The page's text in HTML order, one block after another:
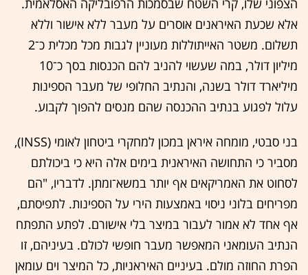
הצפוני שלו, קרי השטח שבסמכות הרפובליקה האסלאמית.
אלא שכעת האיראנים אוסרים על מעבר ללא אישור וללא
תשלום. משטר האייתוללות מעוניין לגבות מכל מכלית כ־2
מיליון דולר, במה שעשוי להניב להם הכנסות בסך כ־10
מיליארד דולר בשנה, והנתיב החלופי של מעבר הספינות
עלול לפגוע בנתיב ההכנסה שהם מנסים להפוך לקבוע.
בני סבטי, מומחה איראן במכון למחקרי ביטחון לאומי (INSS),
מסביר כי התחושה האיראנית בימים אלה היא כי ביכולתם
לסחוט את האמריקאים אף יותר במשא־ומתן. לדבריו, "הם
מפריחים בלוני ניסוי באמצעות הירי על הספינות. לתפיסתם,
אף אחד לא אמור לעבור במיצר בלי אישורם. לפתע התפתח
הנתיב העומאני המאפשר מעבר חופשי לכולם. בעיניהם, זו
הפרת החוזה מולם. בעיניים האיראניות, כל המיצר וים עומאן